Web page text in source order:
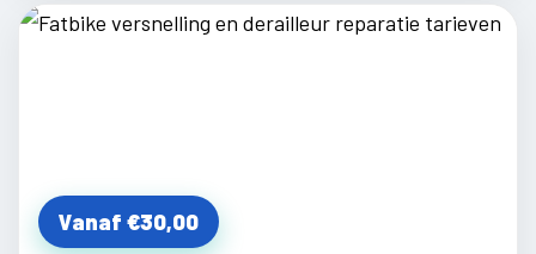
Vanaf €30,00